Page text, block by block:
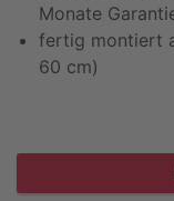
Monate
fertig montiert
60 cm)